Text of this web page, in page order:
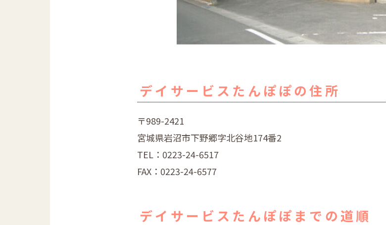
デイサービスたんぽぽの住所
〒989-2421
宮城県岩沼市下野郷字北谷地174番2
TEL： 0223-24-6517
FAX：0223-24-6577
デイサービスたんぽぽまでの道順